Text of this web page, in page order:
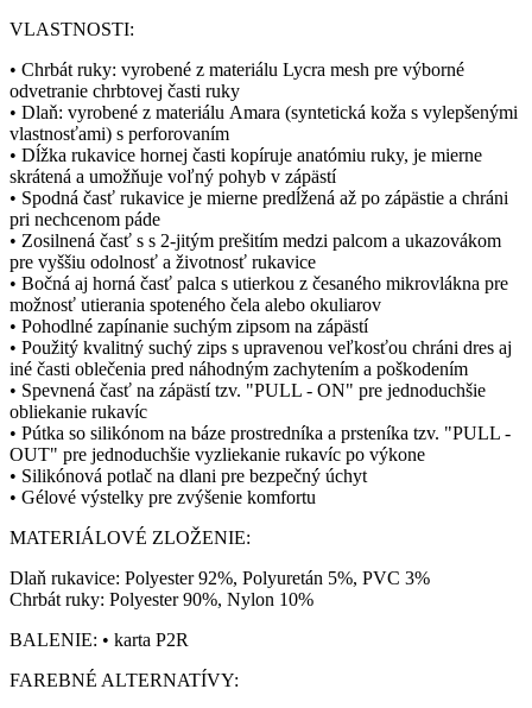
VLASTNOSTI:
• Chrbát ruky: vyrobené z materiálu Lycra mesh pre výborné
odvetranie chrbtovej časti ruky
• Dlaň: vyrobené z materiálu Amara (syntetická koža s vylepšenými
vlastnosťami) s perforovaním
• Dĺžka rukavice hornej časti kopíruje anatómiu ruky, je mierne
skrátená a umožňuje voľný pohyb v zápästí
• Spodná časť rukavice je mierne predĺžená až po zápästie a chráni
pri nechcenom páde
• Zosilnená časť s s 2-jitým prešitím medzi palcom a ukazovákom
pre vyššiu odolnosť a životnosť rukavice
• Bočná aj horná časť palca s utierkou z česaného mikrovlákna pre
možnosť utierania spoteného čela alebo okuliarov
• Pohodlné zapínanie suchým zipsom na zápästí
• Použitý kvalitný suchý zips s upravenou veľkosťou chráni dres aj
iné časti oblečenia pred náhodným zachytením a poškodením
• Spevnená časť na zápästí tzv. "PULL - ON" pre jednoduchšie
obliekanie rukavíc
• Pútka so silikónom na báze prostredníka a prsteníka tzv. "PULL -
OUT" pre jednoduchšie vyzliekanie rukavíc po výkone
• Silikónová potlač na dlani pre bezpečný úchyt
• Gélové výstelky pre zvýšenie komfortu
MATERIÁLOVÉ ZLOŽENIE:
Dlaň rukavice: Polyester 92%, Polyuretán 5%, PVC 3%
Chrbát ruky: Polyester 90%, Nylon 10%
BALENIE: • karta P2R
FAREBNÉ ALTERNATÍVY: